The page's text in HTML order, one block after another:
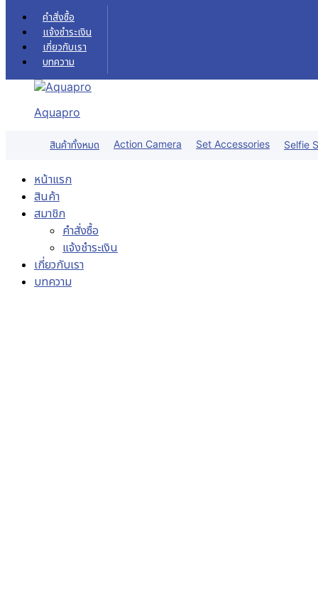
Skip to content
คำสั่งซื้อ
แจ้งชำระเงิน
เกี่ยวกับเรา
บทความ
Aquapro
สินค้าทั้งหมด Action Camera Set Accessories Selfie
หน้าแรก
สินค้า
สมาชิก
คำสั่งซื้อ
แจ้งชำระเงิน
เกี่ยวกับเรา
บทความ